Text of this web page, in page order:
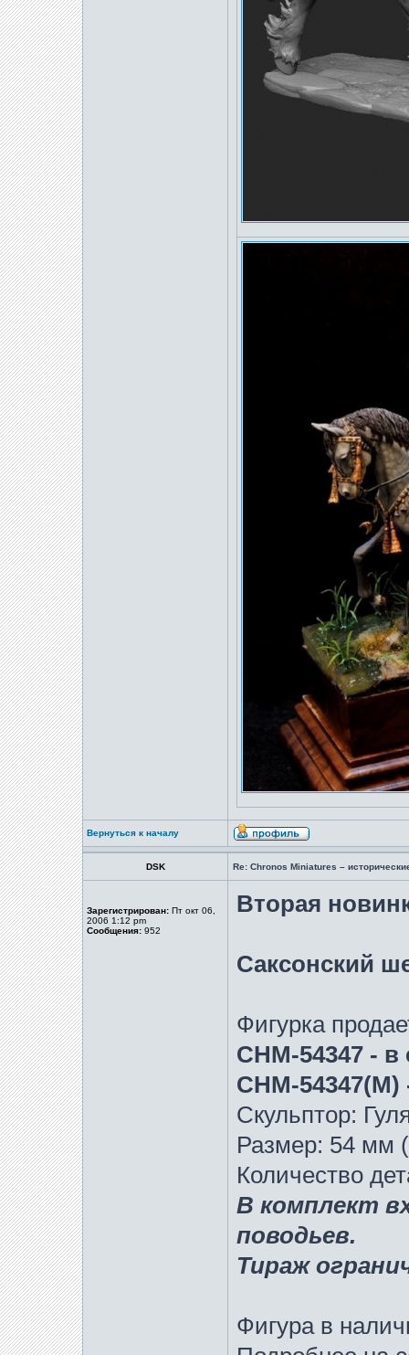
Вернуться к началу
DSK Re: Chronos Miniatures –
Зарегистрирован: Пт окт 06,
2006 1:12 pm
Сообщения: 952
Вторая
Саксонский
Фигурка
CHM-54347 -
CHM-
Скульптор:
Размер: 54 мм
Количество
В комплект
поводьев.
Тираж
Фигура в